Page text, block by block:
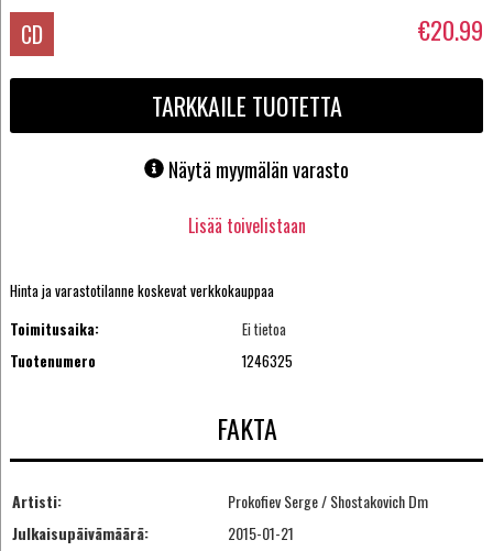
CD €20.99
TARKKAILE TUOTETTA
Näytä myymälän varasto
Lisää toivelistaan
Hinta ja varastotilanne koskevat verkkokauppaa
Toimitusaika:
Ei tietoa
Tuotenumero
1246325
FAKTA
Artisti:
Prokofiev Serge / Shostakovich Dm
Julkaisupäivämäärä:
2015-01-21